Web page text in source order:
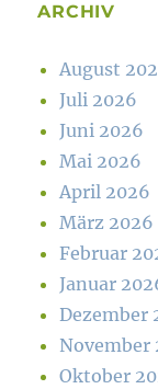
ARCHIV
August
Juli 2026
Juni 2026
Mai 2026
April 2026
März 2026
Februar
Januar
Dezember
November
Oktober